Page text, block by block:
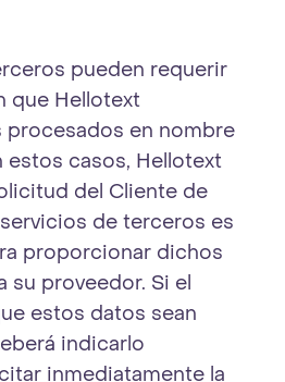
pueden requerir
que Hellotext
en nombre
estos casos, Hellotext
del Cliente de
de terceros es
proporcionar dichos
su proveedor. Si el
estos datos sean
indicarlo
inmediatamente la